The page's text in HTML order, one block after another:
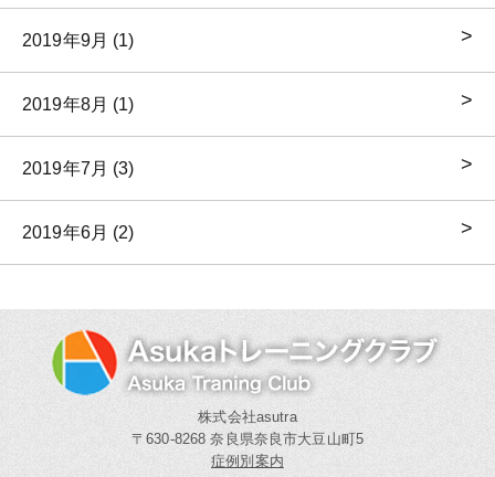
2019年9月 (1)
2019年8月 (1)
2019年7月 (3)
2019年6月 (2)
株式会社asutra
〒630-8268 奈良県奈良市大豆山町5
症例別案内